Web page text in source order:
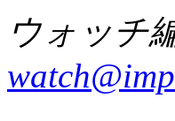
ウォッチ